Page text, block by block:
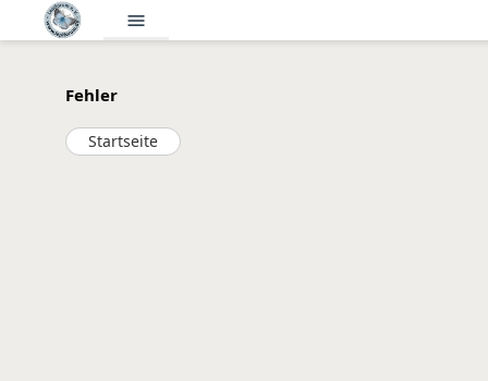
menu
Fehler
Startseite